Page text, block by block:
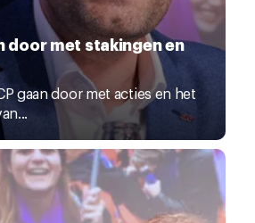
door met stakingen en
gaan door met acties en het